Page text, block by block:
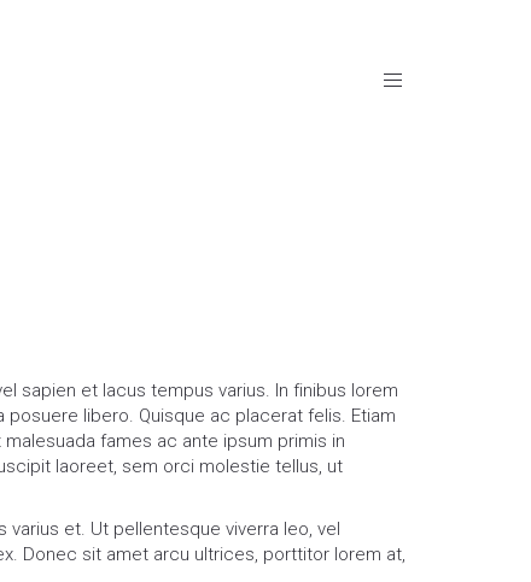
sapien et lacus tempus varius. In finibus lorem
libero. Quisque ac placerat felis. Etiam
fames ac ante ipsum primis in
laoreet, sem orci molestie tellus, ut
et. Ut pellentesque viverra leo, vel
Donec sit amet arcu ultrices, porttitor lorem at,